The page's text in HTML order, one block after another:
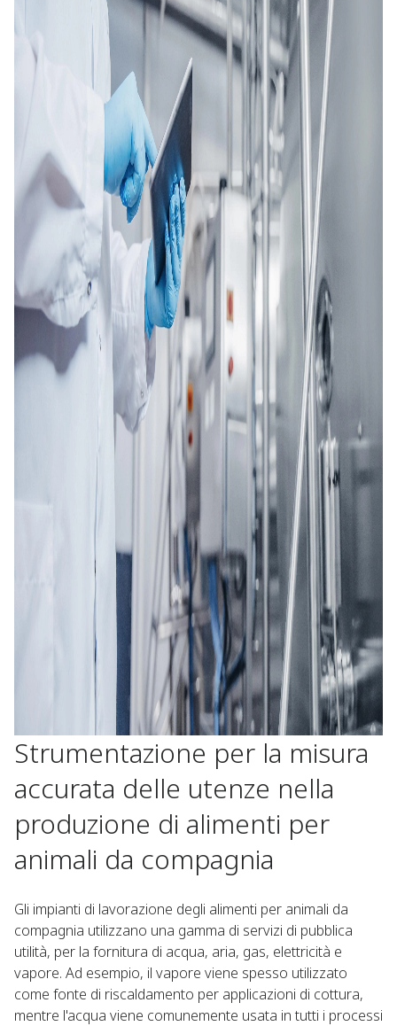
Strumentazione per la misura
accurata delle utenze nella
produzione di alimenti per
animali da compagnia
Gli impianti di lavorazione degli alimenti per animali da
compagnia utilizzano una gamma di servizi di pubblica
utilità, per la fornitura di acqua, aria, gas, elettricità e
vapore. Ad esempio, il vapore viene spesso utilizzato
come fonte di riscaldamento per applicazioni di cottura,
mentre l'acqua viene comunemente usata in tutti i processi